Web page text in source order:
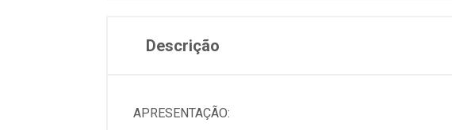
Descrição
APRESENTAÇÃO: